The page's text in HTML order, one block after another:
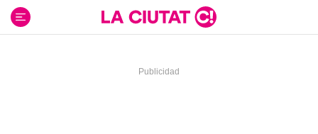
contenido